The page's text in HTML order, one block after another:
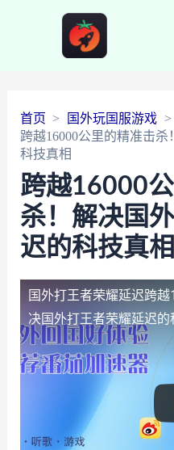
首页
国外玩国服游戏
跨越16000公里的精准击
科技真相
跨越16000
杀！解决国
迟的科技真相
国外打王者荣耀延迟跨越
决国外打王者荣耀延迟的